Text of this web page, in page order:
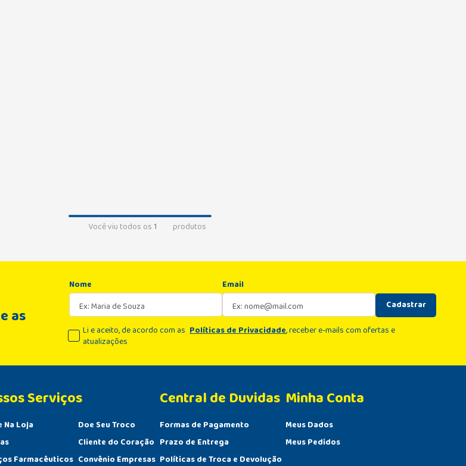
Você viu todos os1 produtos
as
Nome
Email
Cadastrar
Li e aceito, de acordo com as Políticas de Privacidade, receber e-mails com ofertas e
atualizações
Na Loja
Farmacêuticos
Doe Seu Troco
Cliente do Coração
Convênio Empresas
Central de Duvidas
Formas de Pagamento
Prazo de Entrega
Políticas de Troca e Devolução
Minha Conta
Meus Dados
Meus Pedidos